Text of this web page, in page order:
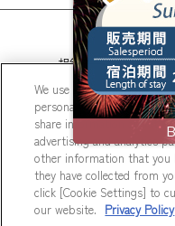
相鉄ホテルズ 公式
© Sotetsu
We use cookies to
personalize content and
share information about
advertising and analytics
other information that
they have collected from
click [Cookie Settings] to
our website. Privacy Policy